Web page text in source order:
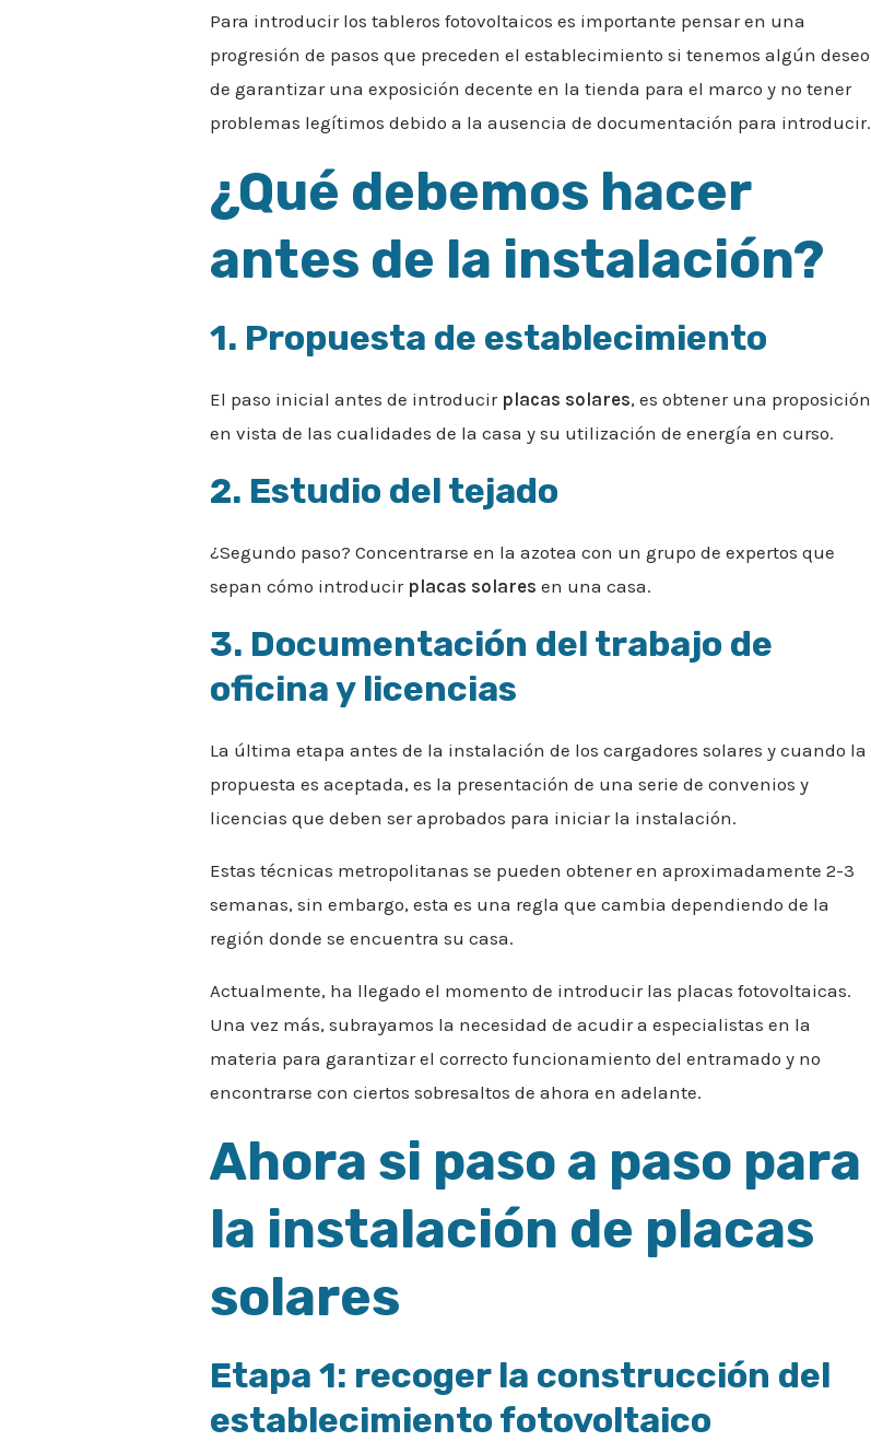
Para introducir los tableros fotovoltaicos es importante pensar en una
progresión de pasos que preceden el establecimiento si tenemos algún deseo
de garantizar una exposición decente en la tienda para el marco y no tener
problemas legítimos debido a la ausencia de documentación para introducir.
¿Qué debemos hacer
antes de la instalación?
1. Propuesta de establecimiento
El paso inicial antes de introducir placas solares, es obtener una proposición
en vista de las cualidades de la casa y su utilización de energía en curso.
2. Estudio del tejado
¿Segundo paso? Concentrarse en la azotea con un grupo de expertos que
sepan cómo introducir placas solares en una casa.
3. Documentación del trabajo de
oficina y licencias
La última etapa antes de la instalación de los cargadores solares y cuando la
propuesta es aceptada, es la presentación de una serie de convenios y
licencias que deben ser aprobados para iniciar la instalación.
Estas técnicas metropolitanas se pueden obtener en aproximadamente 2-3
semanas, sin embargo, esta es una regla que cambia dependiendo de la
región donde se encuentra su casa.
Actualmente, ha llegado el momento de introducir las placas fotovoltaicas.
Una vez más, subrayamos la necesidad de acudir a especialistas en la
materia para garantizar el correcto funcionamiento del entramado y no
encontrarse con ciertos sobresaltos de ahora en adelante.
Ahora si paso a paso para
la instalación de placas
solares
Etapa 1: recoger la construcción del
establecimiento fotovoltaico